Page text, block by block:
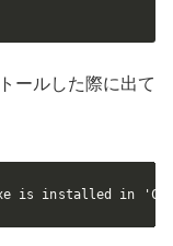
ールした際に出て
is installed in